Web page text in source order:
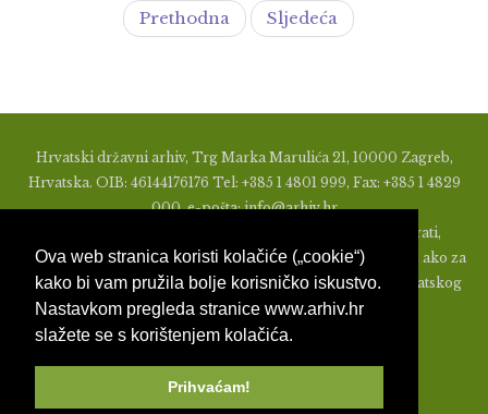
Ova web stranica koristi kolačiće („cookie“)
kako bi vam pružila bolje korisničko iskustvo.
Nastavkom pregleda stranice www.arhiv.hr
slažete se s korištenjem kolačića.
Prihvaćam!
Prethodna Sljedeća
Hrvatski državni arhiv, Trg Marka Marulića 21, 10000 Zagreb,
Hrvatska. OIB: 46144176176 Tel: +385 1 4801 999, Fax: +385 1 4829
000, e-pošta: info@arhiv.hr
Zabranjeno je u bilo kojem obliku objavljivati, distribuirati,
mijenjati ili na ikoji način koristiti materijale s ovih stranica, ako za
to nije prethodno izdato pismeno odobrenje od strane Hrvatskog
državnog arhiva.